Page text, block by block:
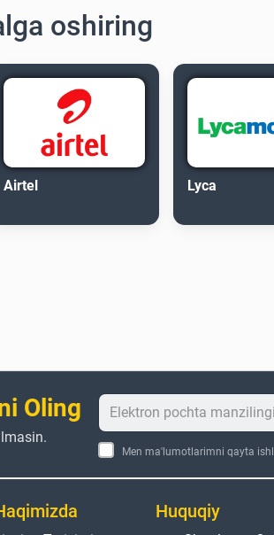
oshiring
Airtel Lyca
Oling
Men ma'lumotlarimni qayta
Huquqiy